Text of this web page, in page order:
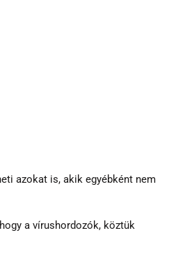
azokat is, akik egyébként nem
a vírushordozók, köztük